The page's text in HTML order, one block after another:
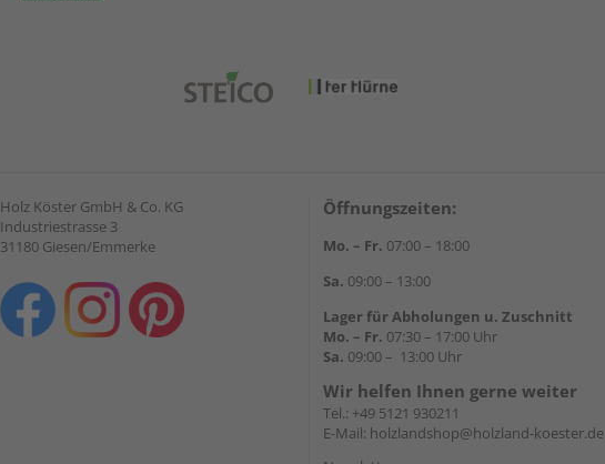
Holz Köster GmbH & Co. KG
Industriestrasse 3
31180 Giesen/Emmerke
Öffnungszeiten:
Mo. – Fr. 07:00 – 18:00
Sa. 09:00 – 13:00
Lager für Abholungen u. Zuschnitt
Mo. – Fr. 07:30 – 17:00 Uhr
Sa. 09:00 – 13:00 Uhr
Wir helfen Ihnen gerne weiter
Tel.: +49 5121 930211
E-Mail: holzlandshop@holzland-koester.de